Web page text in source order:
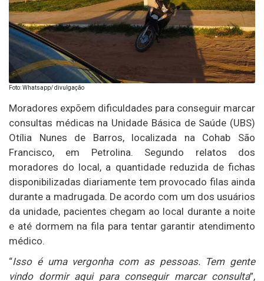
Foto: Whatsapp/ divulgação
Moradores expõem dificuldades para conseguir marcar
consultas médicas na Unidade Básica de Saúde (UBS)
Otília Nunes de Barros, localizada na Cohab São
Francisco, em Petrolina. Segundo relatos dos
moradores do local, a quantidade reduzida de fichas
disponibilizadas diariamente tem provocado filas ainda
durante a madrugada. De acordo com um dos usuários
da unidade, pacientes chegam ao local durante a noite
e até dormem na fila para tentar garantir atendimento
médico.
“Isso é uma vergonha com as pessoas. Tem gente
vindo dormir aqui para conseguir marcar consulta”,